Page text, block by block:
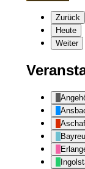
Zurück
Heute
Weiter